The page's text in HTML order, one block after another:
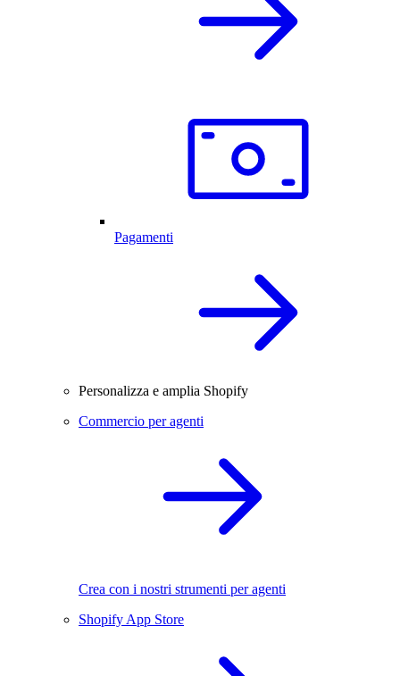
Pagamenti
Personalizza e amplia Shopify
Commercio per agenti
Crea con i nostri strumenti per agenti
Shopify App Store